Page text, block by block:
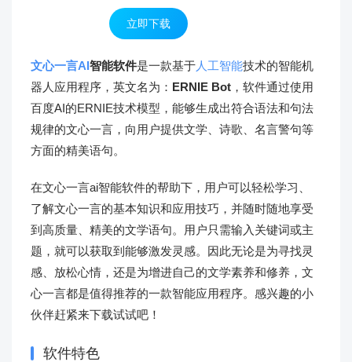
立即下载
文心一言AI智能软件是一款基于人工智能技术的智能机
器人应用程序，英文名为： ERNIE Bot ，软件通过使用
百度AI的ERNIE技术模型，能够生成出符合语法和句法
规律的文心一言，向用户提供文学、诗歌、名言警句等
方面的精美语句。
在文心一言ai智能软件的帮助下，用户可以轻松学习、
了解文心一言的基本知识和应用技巧，并随时随地享受
到高质量、精美的文学语句。用户只需输入关键词或主
题，就可以获取到能够激发灵感。因此无论是为寻找灵
感、放松心情，还是为增进自己的文学素养和修养，文
心一言都是值得推荐的一款智能应用程序。感兴趣的小
伙伴赶紧来下载试试吧！
软件特色